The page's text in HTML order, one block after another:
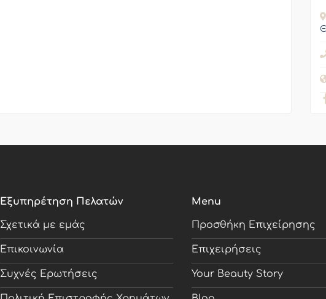
Εξυπηρέτηση Πελατών
Σχετικά με εμάς
Επικοινωνία
Συχνές Ερωτήσεις
Menu
Προσθήκη Επιχείρησης
Επιχειρήσεις
Your Beauty Story